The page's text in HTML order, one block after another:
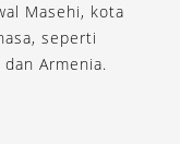
Masehi, kota
seperti
dan Armenia.